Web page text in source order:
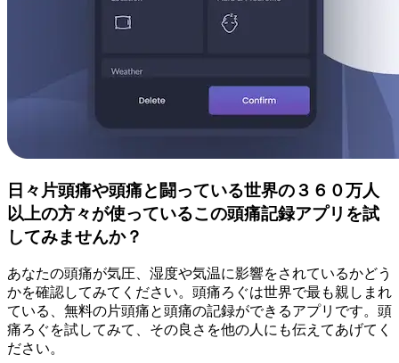
日々片頭痛や頭痛と闘っている世界の３６０万人
以上の方々が使っているこの頭痛記録アプリを試
してみませんか？
あなたの頭痛が気圧、湿度や気温に影響をされているかどう
かを確認してみてください。頭痛ろぐは世界で最も親しまれ
ている、無料の片頭痛と頭痛の記録ができるアプリです。頭
痛ろぐを試してみて、その良さを他の人にも伝えてあげてく
ださい。